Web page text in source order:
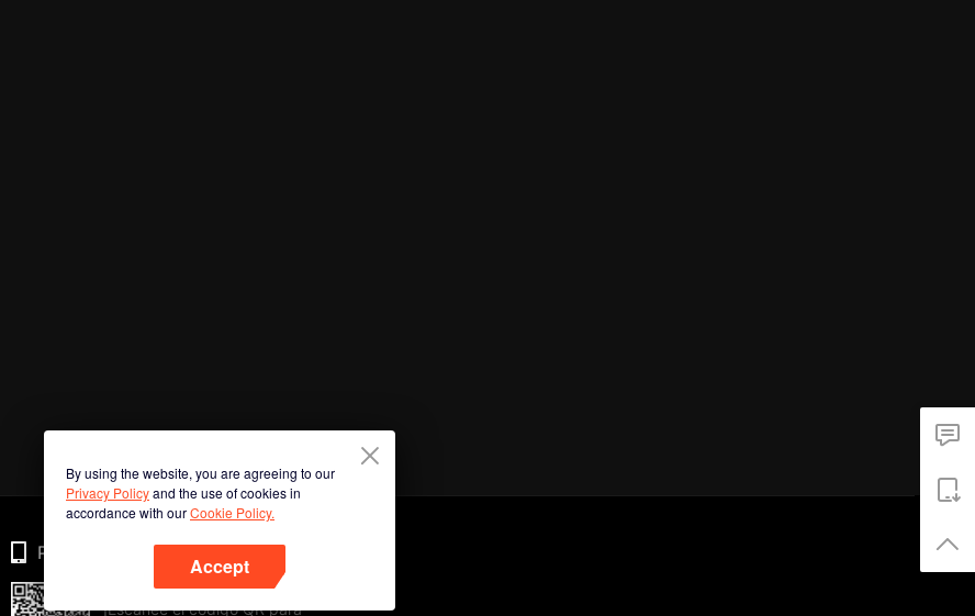
By using the website, you are agreeing to our
Privacy Policyand the use of cookies in
accordance with ourCookie Policy.
Accept
Phone
¡Escanee el código QR para